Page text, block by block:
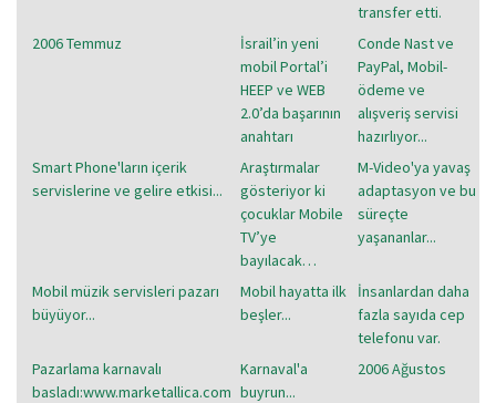
transfer etti.
2006 Temmuz
İsrail’in yeni
mobil Portal’i
HEEP ve WEB
2.0’da başarının
anahtarı
Conde Nast ve
PayPal, Mobil-
ödeme ve
alışveriş servisi
hazırlıyor...
Smart Phone'ların içerik
servislerine ve gelire etkisi...
Araştırmalar
gösteriyor ki
çocuklar Mobile
TV’ye
bayılacak…
M-Video'ya yavaş
adaptasyon ve bu
süreçte
yaşananlar...
Mobil müzik servisleri pazarı
büyüyor...
Mobil hayatta ilk
beşler...
İnsanlardan daha
fazla sayıda cep
telefonu var.
Pazarlama karnavalı
basladı:www.marketallica.com
Karnaval'a
buyrun...
2006 Ağustos